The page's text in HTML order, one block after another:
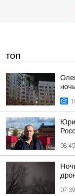
ТОП
08:45
07:39